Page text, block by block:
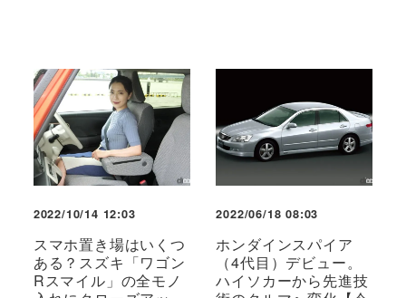
2022/10/14 12:03
スマホ置き場はいくつ
ある？スズキ「ワゴン
Rスマイル」の全モノ
2022/06/18 08:03
ホンダインスパイア
（4代目）デビュー。
ハイソカーから先進技